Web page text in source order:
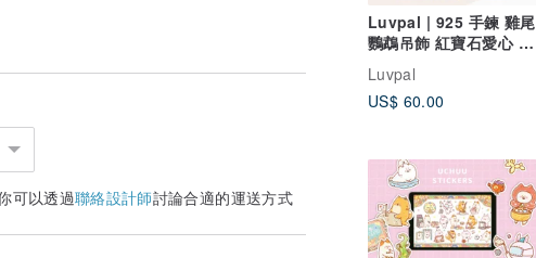
Luvpal | 925 手鍊 雞尾
鸚鵡吊飾 紅寶石愛心 |
Emotional Day - Love
Luvpal
US$ 60.00
可以透過聯絡設計師討論合適的運送方式